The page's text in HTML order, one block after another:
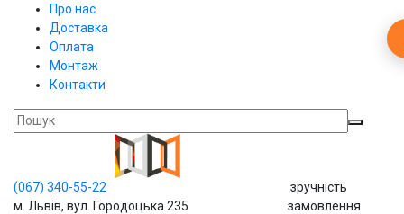
Про нас
Доставка
Оплата
Монтаж
Контакти
(067) 340-55-22
м. Львів, вул. Городоцька 235
зручність
замовлення